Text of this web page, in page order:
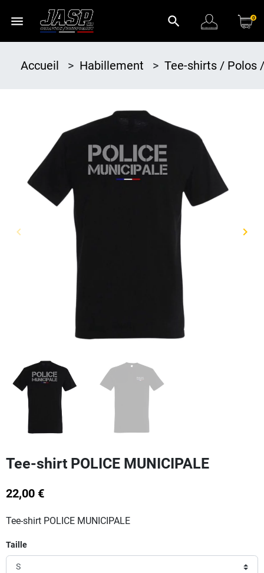
menu search 0
Accueil > Habillement > Tee-shirts / Polos
Précédent
keyboard_arrow_left keyboard_arrow_right
Tee-shirt POLICE MUNICIPALE
22,00 €
Tee-shirt POLICE MUNICIPALE
Taille